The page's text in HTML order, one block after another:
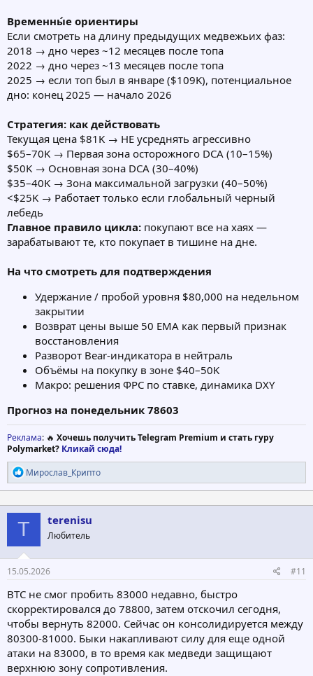
Временны́е ориентиры
Если смотреть на длину предыдущих медвежьих фаз:
2018 → дно через ~12 месяцев после топа
2022 → дно через ~13 месяцев после топа
2025 → если топ был в январе ($109K), потенциальное
дно: конец 2025 — начало 2026
Стратегия: как действовать
Текущая цена $81K → НЕ усреднять агрессивно
$65–70K → Первая зона осторожного DCA (10–15%)
$50K → Основная зона DCA (30–40%)
$35–40K → Зона максимальной загрузки (40–50%)
<$25K → Работает только если глобальный черный
лебедь
Главное правило цикла: покупают все на хаях —
зарабатывают те, кто покупает в тишине на дне.
На что смотреть для подтверждения
Удержание / пробой уровня $80,000 на недельном
закрытии
Возврат цены выше 50 EMA как первый признак
восстановления
Разворот Bear-индикатора в нейтраль
Объёмы на покупку в зоне $40–50K
Макро: решения ФРС по ставке, динамика DXY
Прогноз на понедельник 78603
Реклама: 🔥 Хочешь получить Telegram Premium и стать гуру
Polymarket? Кликай сюда!
Р
е
а
к
ц
и
:
Мирослав_Крипто
T terenisu
Любитель
15.05.2026 #11
BTC не смог пробить 83000 недавно, быстро
скорректировался до 78800, затем отскочил сегодня,
чтобы вернуть 82000. Сейчас он консолидируется между
80300-81000. Быки накапливают силу для еще одной
атаки на 83000, в то время как медведи защищают
верхнюю зону сопротивления.